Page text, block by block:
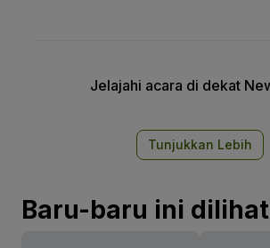
Jelajahi acara di dekat
Tunjukkan Lebih
Baru-baru ini dilihat